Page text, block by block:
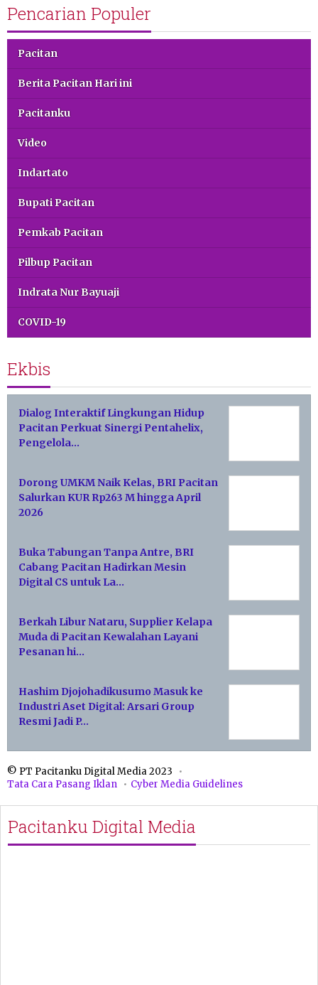
Pencarian Populer
Pacitan
Berita Pacitan Hari ini
Pacitanku
Video
Indartato
Bupati Pacitan
Pemkab Pacitan
Pilbup Pacitan
Indrata Nur Bayuaji
COVID-19
Ekbis
Dialog Interaktif Lingkungan Hidup
Pacitan Perkuat Sinergi Pentahelix,
Pengelola…
Dorong UMKM Naik Kelas, BRI Pacitan
Salurkan KUR Rp263 M hingga April
2026
Buka Tabungan Tanpa Antre, BRI
Cabang Pacitan Hadirkan Mesin
Digital CS untuk La…
Berkah Libur Nataru, Supplier Kelapa
Muda di Pacitan Kewalahan Layani
Pesanan hi…
Hashim Djojohadikusumo Masuk ke
Industri Aset Digital: Arsari Group
Resmi Jadi P…
© PT Pacitanku Digital Media 2023
Tata Cara Pasang Iklan
Cyber Media Guidelines
Pacitanku Digital Media